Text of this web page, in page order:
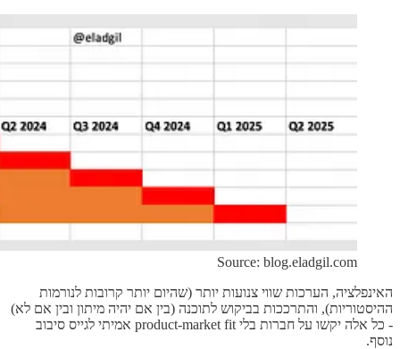
Source: blog.eladgil.com
האינפלציה, הערכות שווי צנועות יותר (שהיום יותר קרובות לנורמות
ההיסטוריות), והתרככות בביקוש לתוכנה (בין אם יהיה מיתון ובין אם לא)
- כל אלה יקשו על חברות בלי product-market fit אמיתי לגייס סיבוב
נוסף.